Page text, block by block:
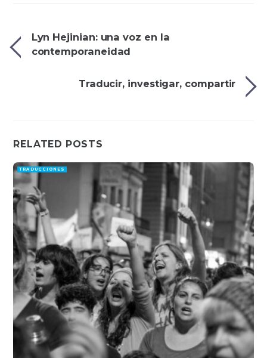
Lyn Hejinian: una voz en la
contemporaneidad
Traducir, investigar, compartir
RELATED POSTS
TRADUCCIONES